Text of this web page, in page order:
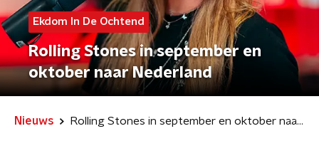
Ekdom In De Ochtend
Rolling Stones in september en
oktober naar Nederland
Nieuws Rolling Stones in september en oktober naar Nederland